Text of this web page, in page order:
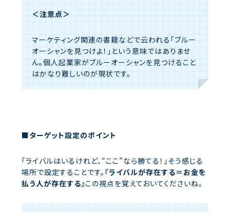
＜注意点＞
マーケティング関連の書籍などで云われる「ブルー
オーシャンを見つけよ！」という意味ではありませ
ん。個人起業家がブルーオーシャンを見つけること
はかなり難しいのが現状です。
■ターゲット設定のポイント
「ライバルはいるけれど、“ここ”なら勝てる！」そう感じる
場所で設定することです。 『ライバルが存在する＝お金を
払う人が存在する』この視点を覚えておいてくださいね。